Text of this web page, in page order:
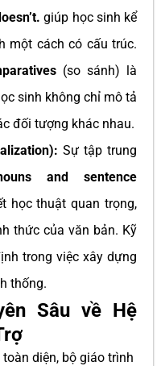
giúp học sinh kể
một cách có cấu trúc.
(so sánh) là
sinh không chỉ mô tả
đối tượng khác nhau.
Sự tập trung
and sentence
học thuật quan trọng,
thức của văn bản. Kỹ
trong việc xây dựng
thống.
Sâu về Hệ
diện, bộ giáo trình